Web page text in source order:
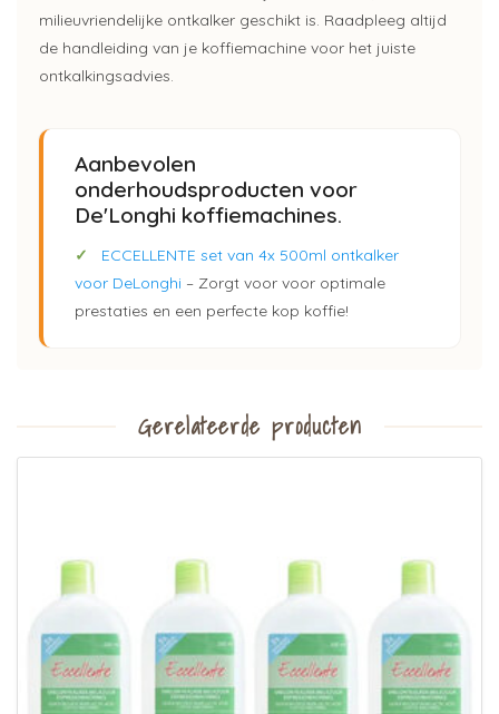
milieuvriendelijke ontkalker geschikt is. Raadpleeg altijd
de handleiding van je koffiemachine voor het juiste
ontkalkingsadvies.
Aanbevolen
onderhoudsproducten voor
De'Longhi koffiemachines.
✓
ECCELLENTE set van 4x 500ml ontkalker
voor DeLonghi – Zorgt voor voor optimale
prestaties en een perfecte kop koffie!
Gerelateerde producten